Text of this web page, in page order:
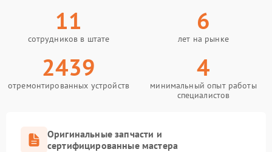
11
сотрудников в штате
6
лет на рынке
2439
отремонтированных устройств
4
минимальный опыт работы
специалистов
Оригинальные запчасти и
сертифицированные мастера